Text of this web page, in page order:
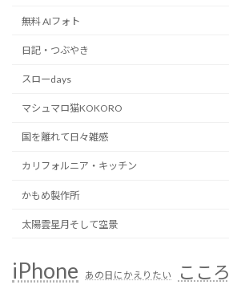
無料 AIフォト
日記・つぶやき
スローdays
マシュマロ猫KOKORO
国を離れて日々雑感
カリフォルニア・キッチン
かもめ製作所
太陽雲星月そして空景
iPhone あの日にかえりたい こころ